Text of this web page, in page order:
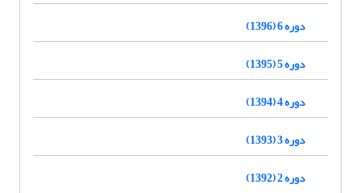
دوره 6 (1396)
دوره 5 (1395)
دوره 4 (1394)
دوره 3 (1393)
دوره 2 (1392)